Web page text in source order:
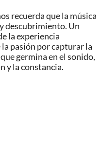
recuerda que la música
descubrimiento. Un
la experiencia
pasión por capturar la
germina en el sonido,
y la constancia.